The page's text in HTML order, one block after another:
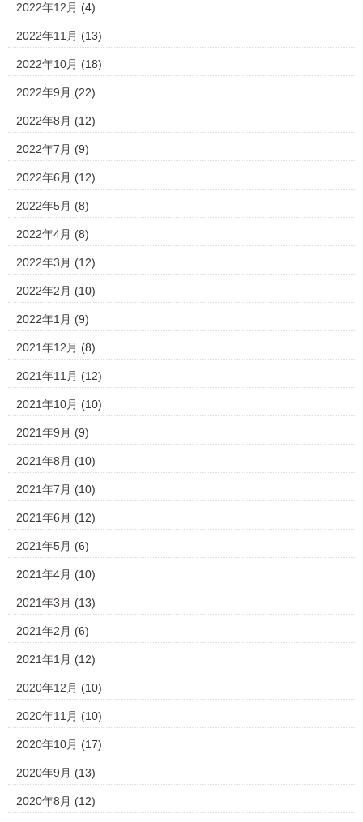
2022年12月 (4)
2022年11月 (13)
2022年10月 (18)
2022年9月 (22)
2022年8月 (12)
2022年7月 (9)
2022年6月 (12)
2022年5月 (8)
2022年4月 (8)
2022年3月 (12)
2022年2月 (10)
2022年1月 (9)
2021年12月 (8)
2021年11月 (12)
2021年10月 (10)
2021年9月 (9)
2021年8月 (10)
2021年7月 (10)
2021年6月 (12)
2021年5月 (6)
2021年4月 (10)
2021年3月 (13)
2021年2月 (6)
2021年1月 (12)
2020年12月 (10)
2020年11月 (10)
2020年10月 (17)
2020年9月 (13)
2020年8月 (12)